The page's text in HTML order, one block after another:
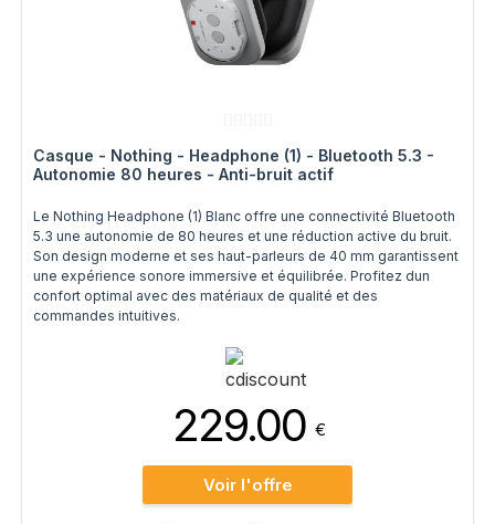
Casque - Nothing - Headphone (1) - Bluetooth 5.3 -
Autonomie 80 heures - Anti-bruit actif
Le Nothing Headphone (1) Blanc offre une connectivité Bluetooth
5.3 une autonomie de 80 heures et une réduction active du bruit.
Son design moderne et ses haut-parleurs de 40 mm garantissent
une expérience sonore immersive et équilibrée. Profitez dun
confort optimal avec des matériaux de qualité et des
commandes intuitives.
229.00€
Voir l'offre